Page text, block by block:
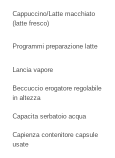
Cappuccino/Latte macchiato
(latte fresco)
Programmi preparazione latte
Lancia vapore
Beccuccio erogatore regolabile
in altezza
Capacita serbatoio acqua
Capienza contenitore capsule
usate